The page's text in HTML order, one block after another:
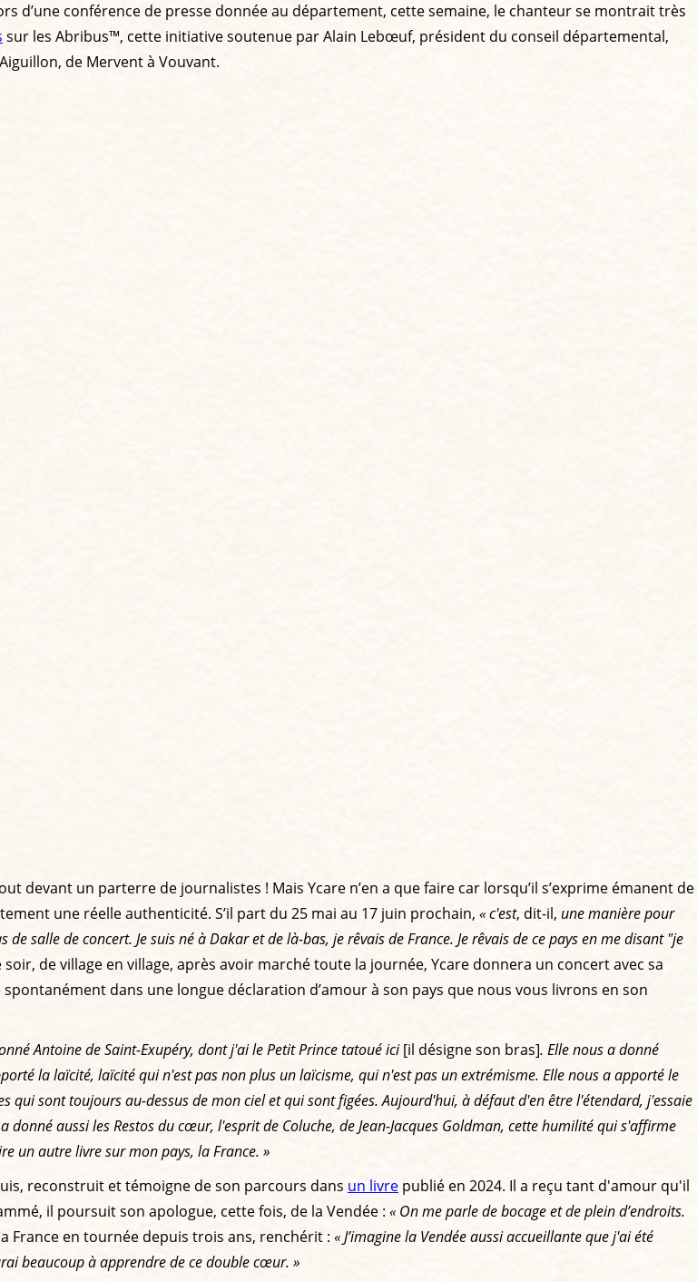
d’une conférence de presse donnée au département, cette semaine, le chanteur se montrait très
sur les Abribus™, cette initiative soutenue par Alain Lebœuf, président du conseil départemental,
de Mervent à Vouvant.
un parterre de journalistes ! Mais Ycare n’en a que faire car lorsqu’il s’exprime émanent de
une réelle authenticité. S’il part du 25 mai au 17 juin prochain, « c'est, dit-il, une manière pour
salle de concert. Je suis né à Dakar et de là-bas, je rêvais de France. Je rêvais de ce pays en me disant "je
soir, de village en village, après avoir marché toute la journée, Ycare donnera un concert avec sa
dans une longue déclaration d’amour à son pays que nous vous livrons en son
Antoine de Saint-Exupéry, dont j'ai le Petit Prince tatoué ici[il désigne son bras]. Elle nous a donné
la laïcité, laïcité qui n'est pas non plus un laïcisme, qui n'est pas un extrémisme. Elle nous a apporté le
qui sont toujours au-dessus de mon ciel et qui sont figées. Aujourd'hui, à défaut d'en être l'étendard, j'essaie
aussi les Restos du cœur, l'esprit de Coluche, de Jean-Jacques Goldman, cette humilité qui s'affirme
un autre livre sur mon pays, la France. »
reconstruit et témoigne de son parcours dans un livre publié en 2024. Il a reçu tant d'amour qu'il
il poursuit son apologue, cette fois, de la Vendée : « On me parle de bocage et de plein d’endroits.
France en tournée depuis trois ans, renchérit : « J’imagine la Vendée aussi accueillante que j'ai été
beaucoup à apprendre de ce double cœur. »